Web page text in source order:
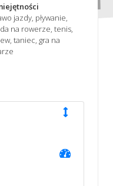
jazdy, pływanie,
na rowerze, tenis,
taniec, gra na